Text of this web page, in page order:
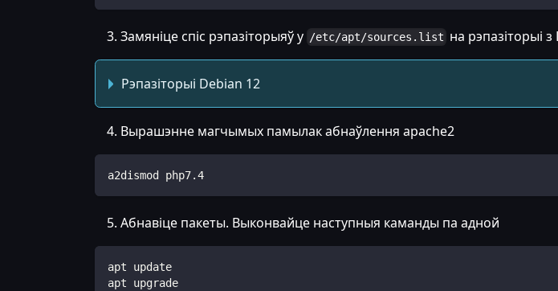
Замяніце спіс рэпазіторыяў у /etc/apt/sources.list на рэпазіторыі
Рэпазіторыі Debian 12
Вырашэнне магчымых памылак абнаўлення apache2
a2dismod php7.4
Абнавіце пакеты. Выконвайце наступныя каманды па адной
apt update
apt upgrade